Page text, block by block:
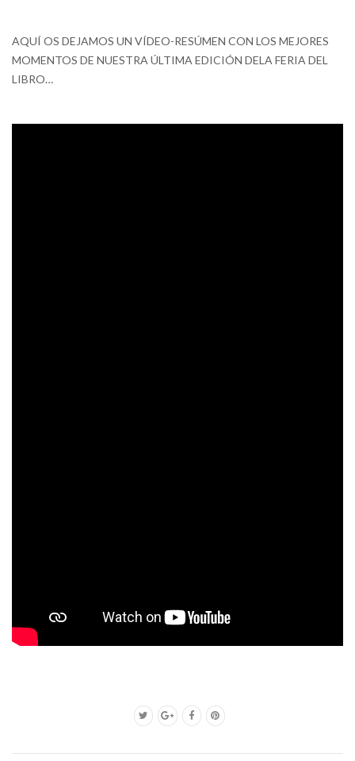
AQUÍ OS DEJAMOS UN VÍDEO-RESÚMEN CON LOS MEJORES
MOMENTOS DE NUESTRA ÚLTIMA EDICIÓN DELA FERIA DEL
LIBRO…